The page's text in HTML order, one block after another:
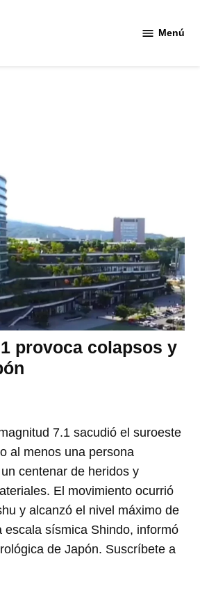
Menú
provoca colapsos y
7.1 sacudió el suroeste
al menos una persona
centenar de heridos y
El movimiento ocurrió
y alcanzó el nivel máximo de
escala sísmica Shindo, informó
de Japón. Suscríbete a